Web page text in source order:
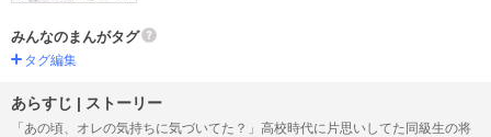
みんなのまんがタグ
タグ編集
あらすじ | ストーリー
「あの頃、オレの気持ちに気づいてた？」高校時代に片思いしてた同級生の将